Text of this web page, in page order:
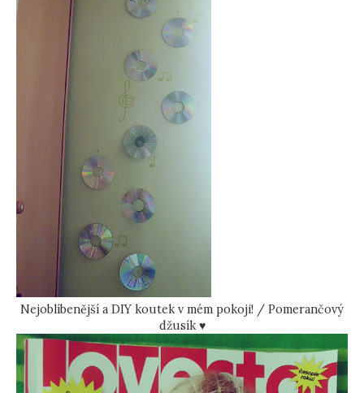
Nejoblíbenější a DIY koutek v mém pokoji! / Pomerančový
džusík ♥